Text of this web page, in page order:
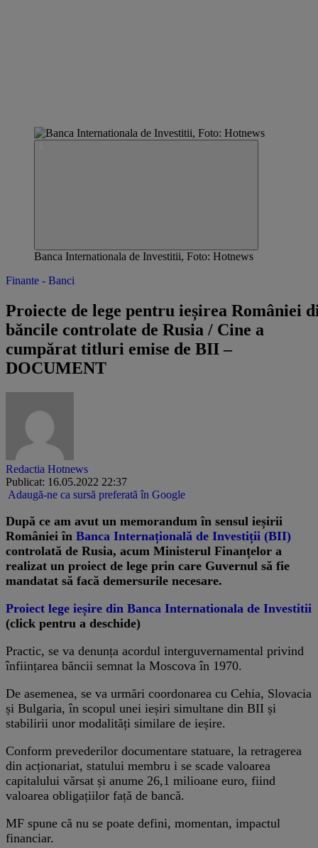
Banca Internationala de Investitii, Foto: Hotnews
Finante - Banci
Proiecte de lege pentru ieșirea României
băncile controlate de Rusia / Cine a
cumpărat titluri emise de BII –
DOCUMENT
Redactia Hotnews
Publicat: 16.05.2022 22:37
Adaugă-ne ca sursă preferată în Google
După ce am avut un memorandum în sensul ieșirii
României în Banca Internațională de Investiții (BII)
controlată de Rusia, acum Ministerul Finanțelor a
realizat un proiect de lege prin care Guvernul să fie
mandatat să facă demersurile necesare.
Proiect lege ieșire din Banca Internationala de Investitii
(click pentru a deschide)
Practic, se va denunța acordul interguvernamental privind
înființarea băncii semnat la Moscova în 1970.
De asemenea, se va urmări coordonarea cu Cehia, Slovacia
și Bulgaria, în scopul unei ieșiri simultane din BII și
stabilirii unor modalități similare de ieșire.
Conform prevederilor documentare statuare, la retragerea
din acționariat, statului membru i se scade valoarea
capitalului vărsat și anume 26,1 milioane euro, fiind
valoarea obligațiilor față de bancă.
MF spune că nu se poate defini, momentan, impactul
financiar.